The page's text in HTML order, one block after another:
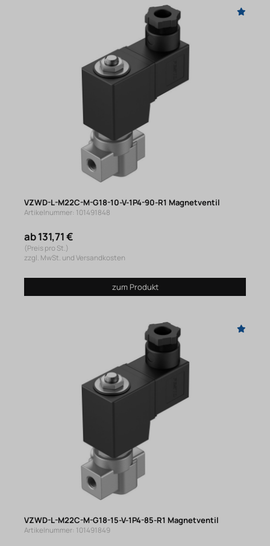
VZWD-L-M22C-M-G18-10-V-1P4-90-R1 Magnetventil
Artikelnummer: 101491848
ab 131,71 €
(Preis pro St.)
zzgl. MwSt. und Versandkosten
zum Produkt
VZWD-L-M22C-M-G18-15-V-1P4-85-R1 Magnetventil
Artikelnummer: 101491849